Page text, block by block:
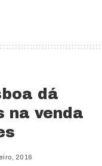
dá
na venda
2016